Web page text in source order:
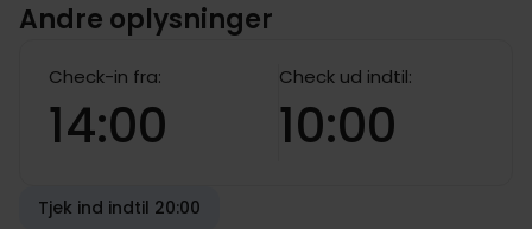
Andre oplysninger
Check-in fra:
14:00
Check ud indtil:
10:00
Tjek ind indtil 20:00